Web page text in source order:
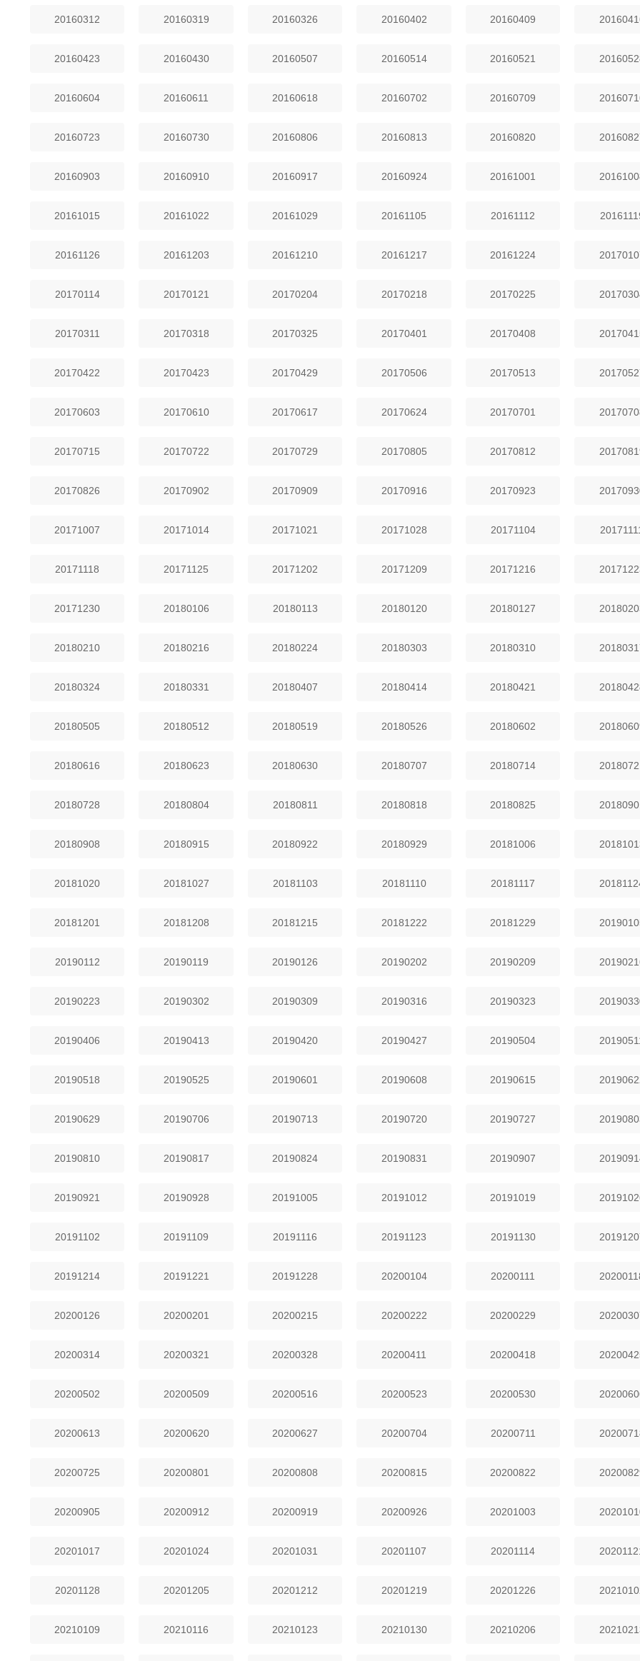
20160312 20160319 20160326 20160402 20160409
20160423 20160430 20160507 20160514 20160521
20160604 20160611 20160618 20160702 20160709
20160723 20160730 20160806 20160813 20160820
20160903 20160910 20160917 20160924 20161001
20161015 20161022 20161029 20161105 20161112
20161126 20161203 20161210 20161217 20161224
20170114 20170121 20170204 20170218 20170225
20170311 20170318 20170325 20170401 20170408
20170422 20170423 20170429 20170506 20170513
20170603 20170610 20170617 20170624 20170701
20170715 20170722 20170729 20170805 20170812
20170826 20170902 20170909 20170916 20170923
20171007 20171014 20171021 20171028 20171104
20171118 20171125 20171202 20171209 20171216
20171230 20180106 20180113 20180120 20180127
20180210 20180216 20180224 20180303 20180310
20180324 20180331 20180407 20180414 20180421
20180505 20180512 20180519 20180526 20180602
20180616 20180623 20180630 20180707 20180714
20180728 20180804 20180811 20180818 20180825
20180908 20180915 20180922 20180929 20181006
20181020 20181027 20181103 20181110 20181117
20181201 20181208 20181215 20181222 20181229
20190112 20190119 20190126 20190202 20190209
20190223 20190302 20190309 20190316 20190323
20190406 20190413 20190420 20190427 20190504
20190518 20190525 20190601 20190608 20190615
20190629 20190706 20190713 20190720 20190727
20190810 20190817 20190824 20190831 20190907
20190921 20190928 20191005 20191012 20191019
20191102 20191109 20191116 20191123 20191130
20191214 20191221 20191228 20200104 20200111
20200126 20200201 20200215 20200222 20200229
20200314 20200321 20200328 20200411 20200418
20200502 20200509 20200516 20200523 20200530
20200613 20200620 20200627 20200704 20200711
20200725 20200801 20200808 20200815 20200822
20200905 20200912 20200919 20200926 20201003
20201017 20201024 20201031 20201107 20201114
20201128 20201205 20201212 20201219 20201226
20210109 20210116 20210123 20210130 20210206